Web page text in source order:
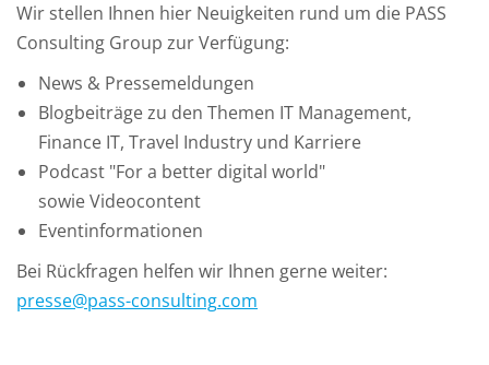
Wir stellen Ihnen hier Neuigkeiten rund um die PASS
Consulting Group zur Verfügung:
News & Pressemeldungen
Blogbeiträge zu den Themen IT Management,
Finance IT, Travel Industry und Karriere
Podcast "For a better digital world"
sowie Videocontent
Eventinformationen
Bei Rückfragen helfen wir Ihnen gerne weiter:
presse@pass-consulting.com